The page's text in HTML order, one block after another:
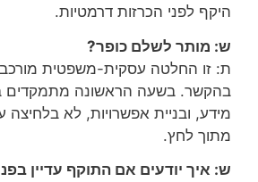
היקף לפני הכרזות דרמטיות.
ש: מותר לשלם כופר?
ת: זו החלטה עסקית-משפטית
בהקשר. בשעה הראשונה מתמקדים
מידע, ובניית אפשרויות, לא בלחיצה
מתוך לחץ.
ש: איך יודעים אם התוקף עדיין